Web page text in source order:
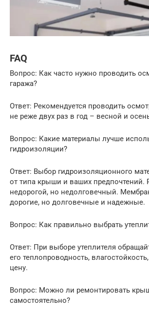
FAQ
Вопрос: Как часто нужно проводить
гаража?
Ответ: Рекомендуется проводить
не реже двух раз в год – весной и
Вопрос: Какие материалы лучше
гидроизоляции?
Ответ: Выбор гидроизоляционного
от типа крыши и ваших предпочтений.
недорогой, но недолговечный.
дорогие, но долговечные и надежные.
Вопрос: Как правильно выбрать
Ответ: При выборе утеплителя
его теплопроводность,
цену.
Вопрос: Можно ли ремонтировать
самостоятельно?